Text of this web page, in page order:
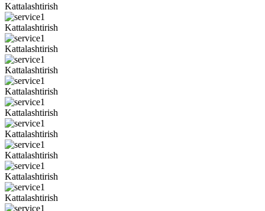
Kattalashtirish
Kattalashtirish
Kattalashtirish
Kattalashtirish
Kattalashtirish
Kattalashtirish
Kattalashtirish
Kattalashtirish
Kattalashtirish
Kattalashtirish